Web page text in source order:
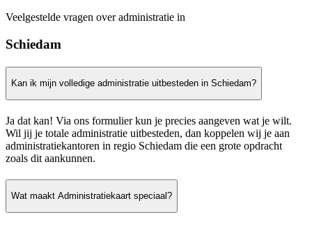
Veelgestelde vragen over administratie in
Schiedam
Kan ik mijn volledige administratie uitbesteden in Schiedam?
Ja dat kan! Via ons formulier kun je precies aangeven wat je wilt.
Wil jij je totale administratie uitbesteden, dan koppelen wij je aan
administratiekantoren in regio Schiedam die een grote opdracht
zoals dit aankunnen.
Wat maakt Administratiekaart speciaal?